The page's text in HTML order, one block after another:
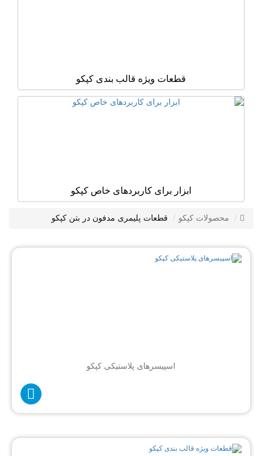
قطعات ویژه قالب بندی کپکو
ابزار برای کاربردهای خاص کپکو
محصولات کپکو قطعات پلیمری مدفون در بتن کپکو
اسپیسرهای پلاستیکی کپکو